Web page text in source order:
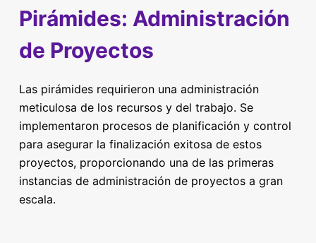
Pirámides: Administración
de Proyectos
Las pirámides requirieron una administración
meticulosa de los recursos y del trabajo. Se
implementaron procesos de planificación y control
para asegurar la finalización exitosa de estos
proyectos, proporcionando una de las primeras
instancias de administración de proyectos a gran
escala.